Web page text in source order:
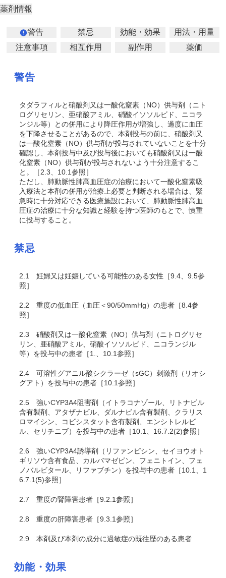
薬剤情報
警告 禁忌 効能・効果
用法・用量
注意事項
相互作用 副作用 薬価
警告
タダラフィルと硝酸剤又は一酸化窒素（NO）供与剤（ニト
ログリセリン、亜硝酸アミル、硝酸イソソルビド、ニコラ
ンジル等）との併用により降圧作用が増強し、過度に血圧
を下降させることがあるので、本剤投与の前に、硝酸剤又
は一酸化窒素（NO）供与剤が投与されていないことを十分
確認し、本剤投与中及び投与後においても硝酸剤又は一酸
化窒素（NO）供与剤が投与されないよう十分注意するこ
と。［2.3、10.1参照］
ただし、肺動脈性肺高血圧症の治療において一酸化窒素吸
入療法と本剤の併用が治療上必要と判断される場合は、緊
急時に十分対応できる医療施設において、肺動脈性肺高血
圧症の治療に十分な知識と経験を持つ医師のもとで、慎重
に投与すること。
禁忌
2.1
妊婦又は妊娠している可能性のある女性［9.4、9.5参
照］
2.2 重度の低血圧（血圧＜90/50mmHg）の患者［8.4参
照］
2.3 硝酸剤又は一酸化窒素（NO）供与剤（ニトログリセ
リン、亜硝酸アミル、硝酸イソソルビド、ニコランジル
等）を投与中の患者［1.、10.1参照］
2.4 可溶性グアニル酸シクラーゼ（sGC）刺激剤（リオシ
グアト）を投与中の患者［10.1参照］
2.5 強いCYP3A4阻害剤（イトラコナゾール、リトナビル
含有製剤、アタザナビル、ダルナビル含有製剤、クラリス
ロマイシン、コビシスタット含有製剤、エンシトレルビ
ル 、セリチニブ）を投与中の患者［10.1、16.7.2(2)参照］
2.6 強いCYP3A4誘導剤（リファンピシン、セイヨウオト
ギリソウ含有食品、カルバマゼピン、フェニトイン、フェ
ノバルビタール、リファブチン）を投与中の患者［10.1、1
6.7.1(5)参照］
2.7 重度の腎障害患者［9.2.1参照］
2.8 重度の肝障害患者［9.3.1参照］
2.9 本剤及び本剤の成分に過敏症の既往歴のある患者
効能・効果